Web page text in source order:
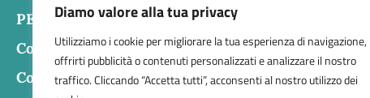
Diamo valore alla tua privacy
Utilizziamo i cookie per migliorare la tua esperienza di navigazione,
offrirti pubblicità o contenuti personalizzati e analizzare il nostro
traffico. Cliccando “Accetta tutti”, acconsenti al nostro utilizzo dei
PEC:
cbra030006@pec.istruzione.it
Codice fiscale:80004610707
Codice meccanografico:CBRA030006